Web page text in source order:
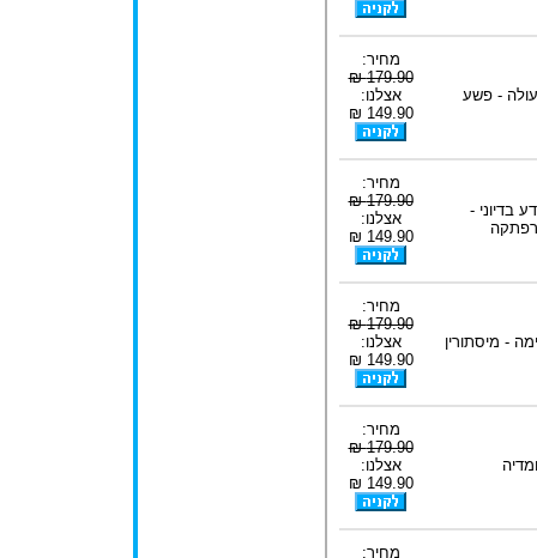
- פשע
מחיר:
179.90 ₪
אצלנו:
149.90 ₪
בדיוני -
מחיר:
179.90 ₪
אצלנו:
149.90 ₪
- מיסתורין
מחיר:
179.90 ₪
אצלנו:
149.90 ₪
מחיר:
179.90 ₪
אצלנו:
149.90 ₪
מחיר: